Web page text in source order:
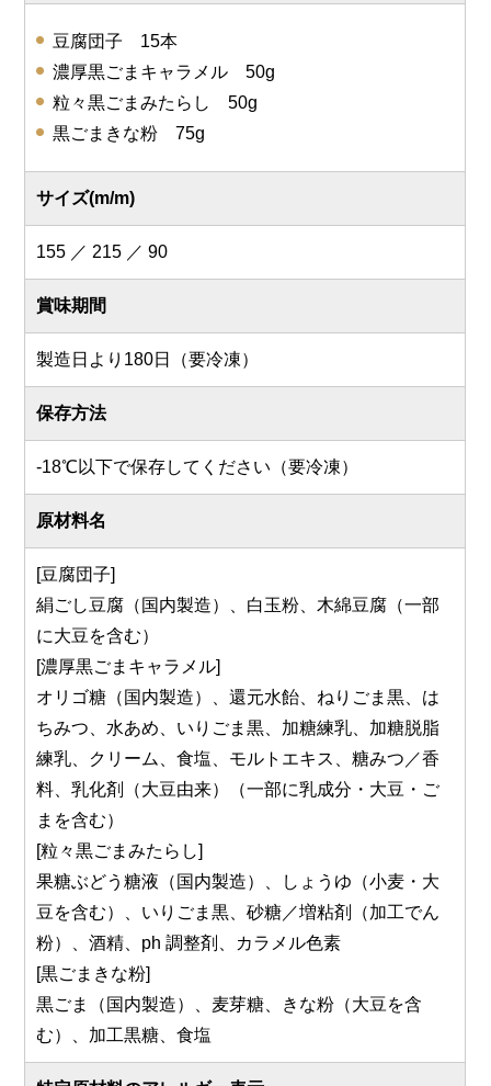
豆腐団子 15本
濃厚黒ごまキャラメル 50g
粒々黒ごまみたらし 50g
黒ごまきな粉 75g
サイズ(m/m)
155 ／ 215 ／ 90
賞味期間
製造日より180日（要冷凍）
保存方法
-18℃以下で保存してください（要冷凍）
原材料名
[豆腐団子]
絹ごし豆腐（国内製造）、白玉粉、木綿豆腐（一部
に大豆を含む）
[濃厚黒ごまキャラメル]
オリゴ糖（国内製造）、還元水飴、ねりごま黒、は
ちみつ、水あめ、いりごま黒、加糖練乳、加糖脱脂
練乳、クリーム、食塩、モルトエキス、糖みつ／香
料、乳化剤（大豆由来）（一部に乳成分・大豆・ご
まを含む）
[粒々黒ごまみたらし]
果糖ぶどう糖液（国内製造）、しょうゆ（小麦・大
豆を含む）、いりごま黒、砂糖／増粘剤（加工でん
粉）、酒精、ph 調整剤、カラメル色素
[黒ごまきな粉]
黒ごま（国内製造）、麦芽糖、きな粉（大豆を含
む）、加工黒糖、食塩